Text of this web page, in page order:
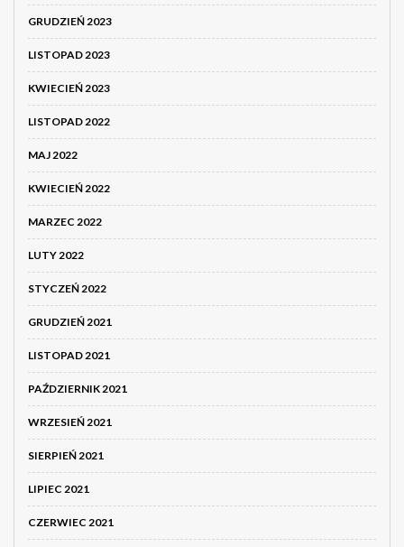
GRUDZIEŃ 2023
LISTOPAD 2023
KWIECIEŃ 2023
LISTOPAD 2022
MAJ 2022
KWIECIEŃ 2022
MARZEC 2022
LUTY 2022
STYCZEŃ 2022
GRUDZIEŃ 2021
LISTOPAD 2021
PAŹDZIERNIK 2021
WRZESIEŃ 2021
SIERPIEŃ 2021
LIPIEC 2021
CZERWIEC 2021